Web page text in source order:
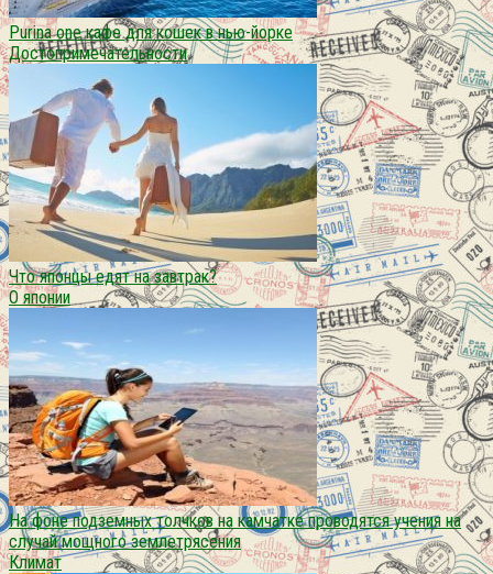
Purina one кафе для кошек в нью-йорке
Достопримечательности
Что японцы едят на завтрак?
О японии
На фоне подземных толчков на камчатке проводятся учения на
случай мощного землетрясения
Климат